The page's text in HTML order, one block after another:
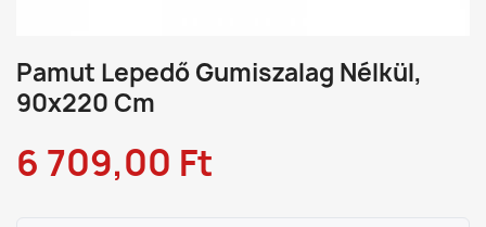
Pamut Lepedő Gumiszalag Nélkül,
90x220 Cm
6 709,00 Ft